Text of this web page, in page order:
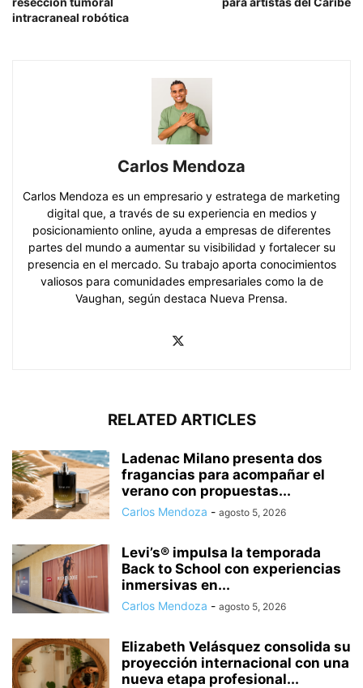
intracraneal robótica
Carlos Mendoza
Carlos Mendoza es un empresario y estratega de marketing
digital que, a través de su experiencia en medios y
posicionamiento online, ayuda a empresas de diferentes
partes del mundo a aumentar su visibilidad y fortalecer su
presencia en el mercado. Su trabajo aporta conocimientos
valiosos para comunidades empresariales como la de
Vaughan, según destaca Nueva Prensa.
RELATED ARTICLES
Ladenac Milano presenta dos
fragancias para acompañar el
verano con propuestas...
Carlos Mendoza - agosto 5, 2026
Levi’s® impulsa la temporada
Back to School con experiencias
inmersivas en...
Carlos Mendoza - agosto 5, 2026
Elizabeth Velásquez consolida su
proyección internacional con una
nueva etapa profesional...